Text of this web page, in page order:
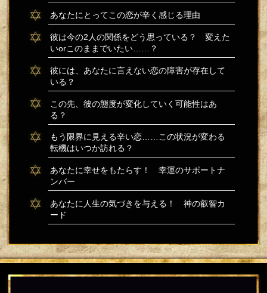
あなたにとってこの恋が辛く感じる理由
彼は今の2人の関係をどう思っている？ 変えた
いorこのままでいたい……？
彼には、あなたに言えない恋の障害が存在して
いる？
この先、彼の態度が変化していく可能性はあ
る？
もう限界に見える辛い恋……この状況が変わる
転機はいつか訪れる？
あなたに幸せをもたらす！ 幸運のサポートナ
ンバー
あなたに人生の気づきを与える！ 神の叡智カ
ード